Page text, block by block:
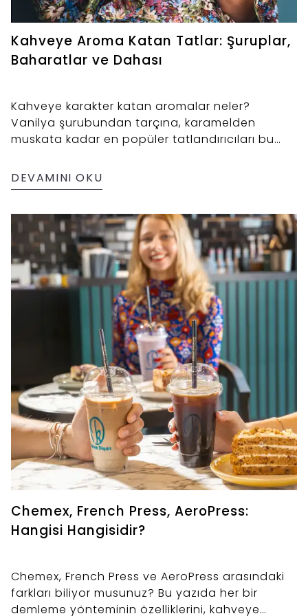
Kahveye Aroma Katan Tatlar: Şuruplar,
Baharatlar ve Dahası
Kahveye karakter katan aromalar neler?
Vanilya şurubundan tarçına, karamelden
muskata kadar en popüler tatlandırıcıları bu
kişiselleştirmek için lezzetli öneriler sizi bekliyor.
DEVAMINI OKU
Chemex, French Press, AeroPress:
Hangisi Hangisidir?
Chemex, French Press ve AeroPress arasındaki
farkları biliyor musunuz? Bu yazıda her bir
demleme yönteminin özelliklerini, kahveye